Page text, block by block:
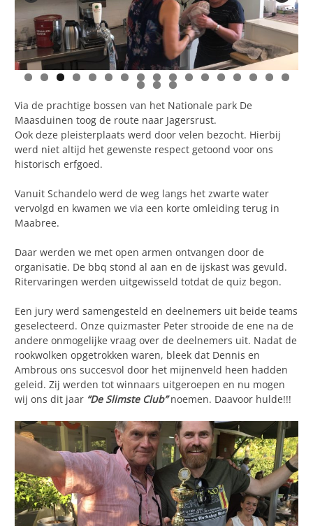
Via de prachtige bossen van het Nationale park De
Maasduinen toog de route naar Jagersrust.
Ook deze pleisterplaats werd door velen bezocht. Hierbij
werd niet altijd het gewenste respect getoond voor ons
historisch erfgoed.
Vanuit Schandelo werd de weg langs het zwarte water
vervolgd en kwamen we via een korte omleiding terug in
Maabree.
Daar werden we met open armen ontvangen door de
organisatie. De bbq stond al aan en de ijskast was gevuld.
Ritervaringen werden uitgewisseld totdat de quiz begon.
Een jury werd samengesteld en deelnemers uit beide teams
geselecteerd. Onze quizmaster Peter strooide de ene na de
andere onmogelijke vraag over de deelnemers uit. Nadat de
rookwolken opgetrokken waren, bleek dat Dennis en
Ambrous ons succesvol door het mijnenveld heen hadden
geleid. Zij werden tot winnaars uitgeroepen en nu mogen
wij ons dit jaar “De Slimste Club”noemen. Daavoor hulde!!!